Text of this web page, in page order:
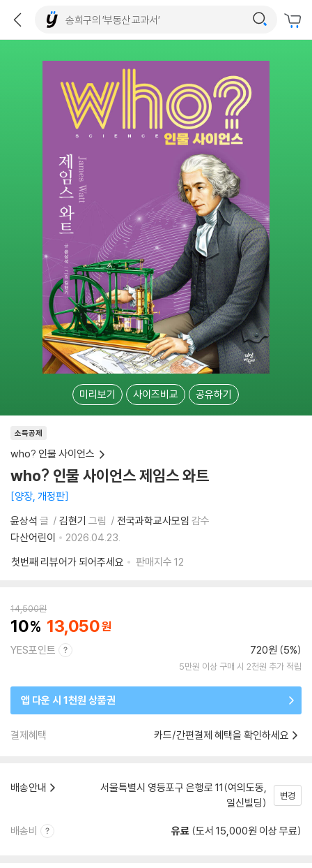
미리보기 사이즈비교 공유하기
소득공제
who? 인물 사이언스
who? 인물 사이언스 제임스 와트
양장, 개정판
윤상석 글 김현기 그림 전국과학교사모임 감수
다산어린이
2026.04.23.
첫번째 리뷰어가 되어주세요
판매지수 12
14,500원
10 13,050
YES포인트 720원 (5%)
5만원 이상 구매 시 2천원 추가 적립
앱 다운 시 1천원 상품권
결제혜택 카드/간편결제 혜택을 확인하세요
배송안내
서울특별시 영등포구 은행로 11(여의도동,
일신빌딩)
변경
배송비 유료 (도서 15,000원 이상 무료)